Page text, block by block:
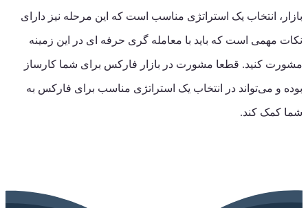
بازار، انتخاب یک استراتژی مناسب است که این مرحله نیز دارای
نکات مهمی است که باید با معامله گری حرفه ای در این زمینه
مشورت کنید. قطعا مشورت در بازار فارکس برای شما کارساز
بوده و می‌تواند در انتخاب یک استراتژی مناسب برای فارکس به
شما کمک کند.